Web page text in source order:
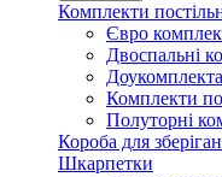
Комплекти
Євро
Двоспальні
Комплекти
Полуторні
Короба для
Шкарпетки